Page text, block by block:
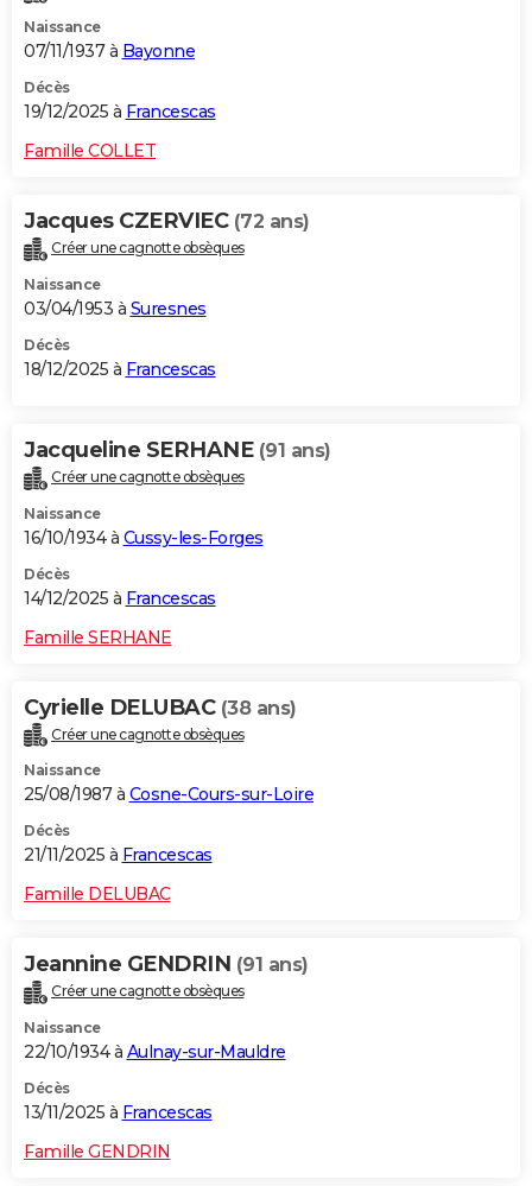
Naissance
07/11/1937 à Bayonne
Décès
19/12/2025 à Francescas
Famille COLLET
Jacques CZERVIEC (72 ans)
Créer une cagnotte obsèques
Naissance
03/04/1953 à Suresnes
Décès
18/12/2025 à Francescas
Jacqueline SERHANE (91 ans)
Créer une cagnotte obsèques
Naissance
16/10/1934 à Cussy-les-Forges
Décès
14/12/2025 à Francescas
Famille SERHANE
Cyrielle DELUBAC (38 ans)
Créer une cagnotte obsèques
Naissance
25/08/1987 à Cosne-Cours-sur-Loire
Décès
21/11/2025 à Francescas
Famille DELUBAC
Jeannine GENDRIN (91 ans)
Créer une cagnotte obsèques
Naissance
22/10/1934 à Aulnay-sur-Mauldre
Décès
13/11/2025 à Francescas
Famille GENDRIN